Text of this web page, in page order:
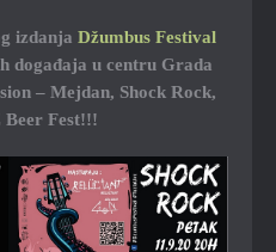
izdanja Džumbus Festival
događaja u centru Grada
– Mejdan, Shock Rock,
Fest!!!